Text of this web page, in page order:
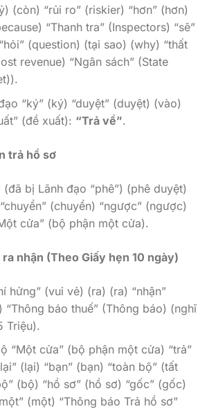
(còn) “rủi ro” (riskier) “hơn” (hơn)
“Thanh tra” (Inspectors) “sẽ”
(question) (tại sao) (why) “thất
revenue) “Ngân sách” (State
“ký” (ký) “duyệt” (duyệt) (vào)
(đề xuất): “Trả về”.
trả hồ sơ
(đã bị Lãnh đạo “phê”) (phê duyệt)
(chuyển) “ngược” (ngược)
cửa” (bộ phận một cửa).
ra nhận (Theo Giấy hẹn 10 ngày)
hửng” (vui vẻ) (ra) (ra) “nhận”
“Thông báo thuế” (Thông báo) (nghĩ
Triệu).
“Một cửa” (bộ phận một cửa) “trả”
(lại) “bạn” (bạn) “toàn bộ” (tất
(bộ) “hồ sơ” (hồ sơ) “gốc” (gốc)
(một) “Thông báo Trả hồ sơ”